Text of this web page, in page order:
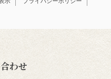
わせ